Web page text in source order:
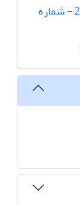
دوره 44، شماره 2 - شماره